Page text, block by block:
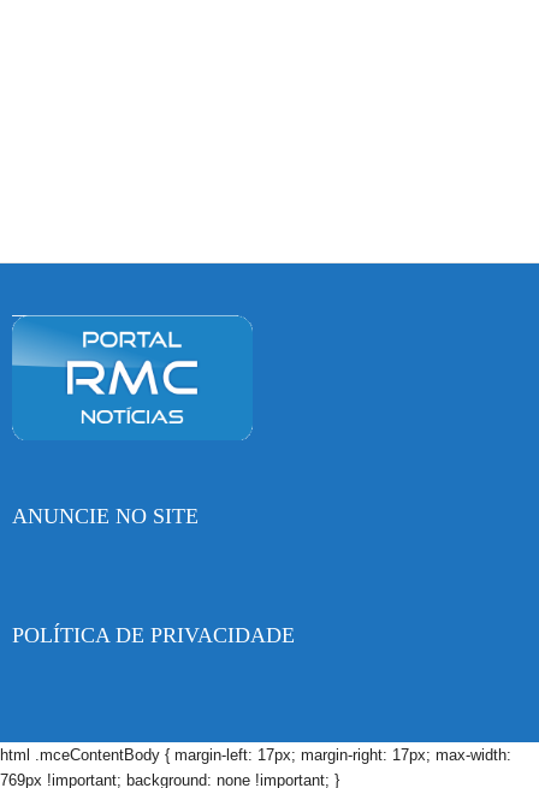
ANUNCIE NO SITE
POLÍTICA DE PRIVACIDADE
html .mceContentBody { margin-left: 17px; margin-right: 17px; max-width:
769px !important; background: none !important; }